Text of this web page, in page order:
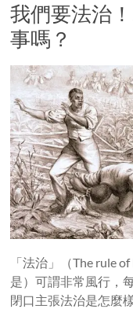
我們要法治
事嗎？
「法治」（The rule
是）可謂非常風行，
閉口主張法治是怎麼